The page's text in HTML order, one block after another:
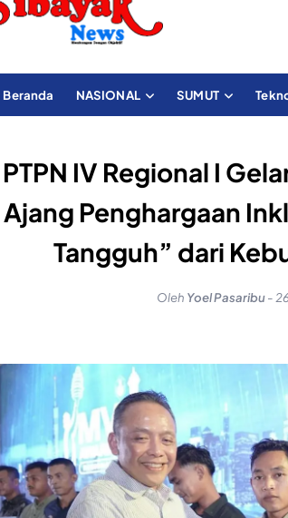
Beranda NASIONAL SUMUT
PTPN IV Regional I
Ajang Penghargaan
Tangguh” dari
Oleh Yoel Pasaribu-